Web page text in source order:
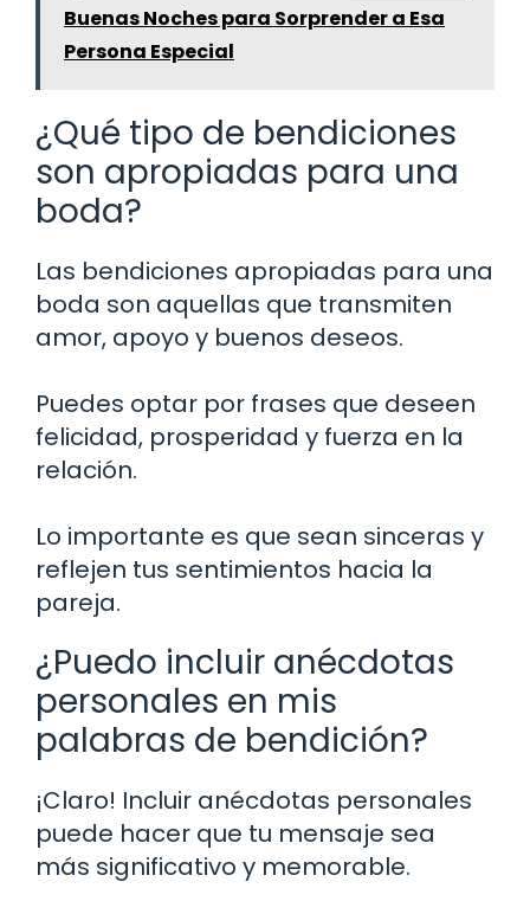
Buenas Noches para Sorprender a Esa
Persona Especial
¿Qué tipo de bendiciones
son apropiadas para una
boda?
Las bendiciones apropiadas para una
boda son aquellas que transmiten
amor, apoyo y buenos deseos.
Puedes optar por frases que deseen
felicidad, prosperidad y fuerza en la
relación.
Lo importante es que sean sinceras y
reflejen tus sentimientos hacia la
pareja.
¿Puedo incluir anécdotas
personales en mis
palabras de bendición?
¡Claro! Incluir anécdotas personales
puede hacer que tu mensaje sea
más significativo y memorable.